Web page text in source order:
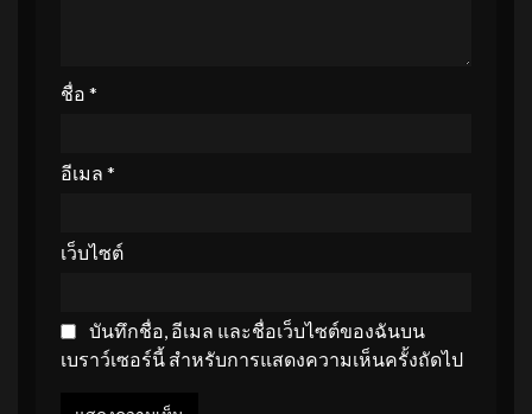
ชื่อ *
อีเมล *
เว็บไซต์
บันทึกชื่อ, อีเมล และชื่อเว็บไซต์ของฉันบน
เบราว์เซอร์นี้ สำหรับการแสดงความเห็นครั้งถัดไป